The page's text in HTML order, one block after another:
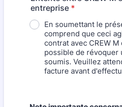
entreprise *
En soumettant le
comprend que ceci
contrat avec CREW
possible de révoquer
soumis. Veuillez
facture avant